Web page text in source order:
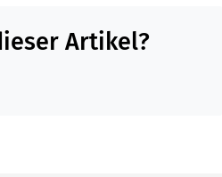
Artikel?